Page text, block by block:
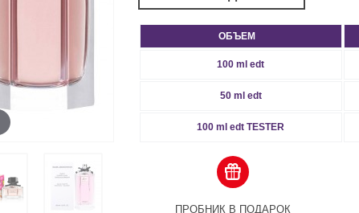
ОБЪЕМ
100 ml edt
50 ml edt
100 ml edt TESTER
ПРОБНИК В ПОДАРОК